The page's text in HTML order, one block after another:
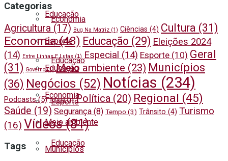
Economia
Educação
Esporte
Educação
Educação
Esporte
Educação
Economia
Meio ambiente
Municípios
Categorias
Agricultura (17) Bug Na Matriz (1) Ciências (4) Cultura (31)
Economia(43) Educação (29) Eleições 2024
(14) Entre Linhas E Lutas (1) Especial (14) Esporte (10) Geral
(31) Governo(1) Meio ambiente (23) Municípios
(36) Negócios (52) Notícias (234)
Podcasts(5) Polícia(1) Política (20) Regional (45)
Saúde (19) Segurança (8) Tempo (3) Trânsito (4) Turismo
(16) Vídeos(81)
Tags